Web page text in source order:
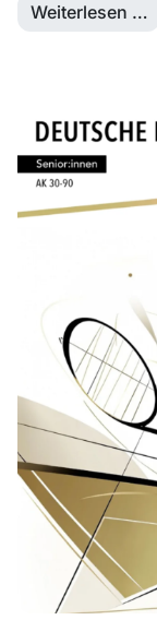
Weiterlesen …